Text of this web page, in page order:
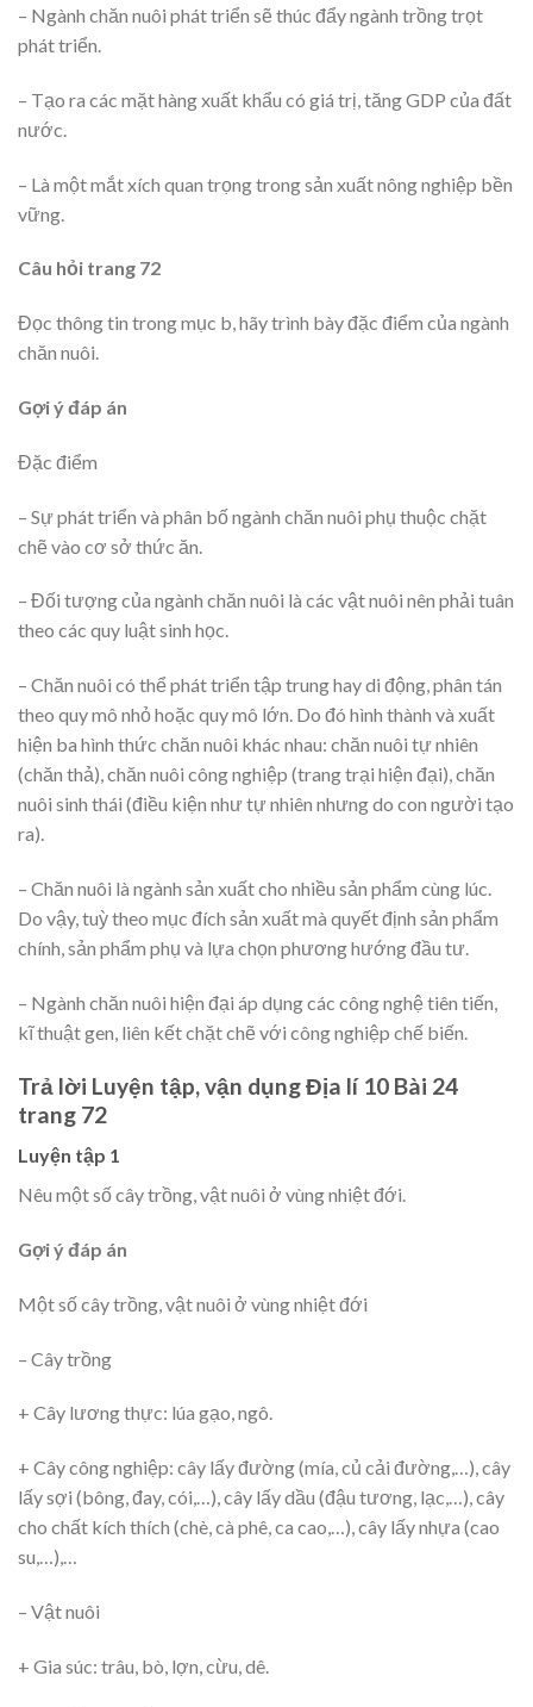
– Ngành chăn nuôi phát triển sẽ thúc đẩy ngành trồng trọt
phát triển.
– Tạo ra các mặt hàng xuất khẩu có giá trị, tăng GDP của đất
nước.
– Là một mắt xích quan trọng trong sản xuất nông nghiệp bền
vững.
Câu hỏi trang 72
Đọc thông tin trong mục b, hãy trình bày đặc điểm của ngành
chăn nuôi.
Gợi ý đáp án
Đặc điểm
– Sự phát triển và phân bố ngành chăn nuôi phụ thuộc chặt
chẽ vào cơ sở thức ăn.
– Đối tượng của ngành chăn nuôi là các vật nuôi nên phải tuân
theo các quy luật sinh học.
– Chăn nuôi có thể phát triển tập trung hay di động, phân tán
theo quy mô nhỏ hoặc quy mô lớn. Do đó hình thành và xuất
hiện ba hình thức chăn nuôi khác nhau: chăn nuôi tự nhiên
(chăn thả), chăn nuôi công nghiệp (trang trại hiện đại), chăn
nuôi sinh thái (điều kiện như tự nhiên nhưng do con người tạo
ra).
– Chăn nuôi là ngành sản xuất cho nhiều sản phẩm cùng lúc.
Do vậy, tuỳ theo mục đích sản xuất mà quyết định sản phẩm
chính, sản phẩm phụ và lựa chọn phương hướng đầu tư.
– Ngành chăn nuôi hiện đại áp dụng các công nghệ tiên tiến,
kĩ thuật gen, liên kết chặt chẽ với công nghiệp chế biến.
Trả lời Luyện tập, vận dụng Địa lí 10 Bài 24
trang 72
Luyện tập 1
Nêu một số cây trồng, vật nuôi ở vùng nhiệt đới.
Gợi ý đáp án
Một số cây trồng, vật nuôi ở vùng nhiệt đới
– Cây trồng
+ Cây lương thực: lúa gạo, ngô.
+ Cây công nghiệp: cây lấy đường (mía, củ cải đường,…), cây
lấy sợi (bông, đay, cói,…), cây lấy dầu (đậu tương, lạc,…), cây
cho chất kích thích (chè, cà phê, ca cao,…), cây lấy nhựa (cao
su,…),…
– Vật nuôi
+ Gia súc: trâu, bò, lợn, cừu, dê.